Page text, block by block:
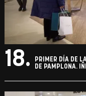
18.
PRIMER DÍA DE
DE PAMPLONA.